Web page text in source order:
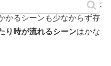
たものが多く、また時には
かるシーンも少なからず存
り時が流れるシーンはかな